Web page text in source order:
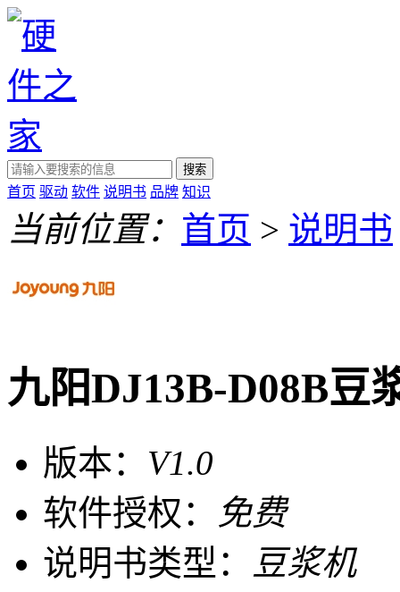
搜索
首页 驱动 软件 说明书 品牌 知识
当前位置： 首页 > 说明书
九阳DJ13B-D08B豆
版本： V1.0
软件授权：
免费
说明书类型：
豆浆机